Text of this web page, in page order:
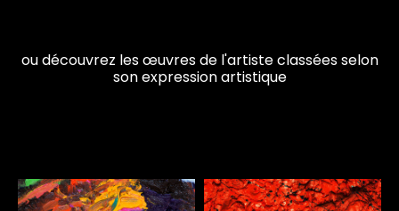
ou découvrez les œuvres de l'artiste classées selon
son expression artistique